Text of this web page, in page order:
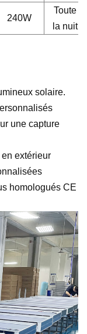
240W
Toute
la nuit
solaire.
une capture
extérieur
homologués CE